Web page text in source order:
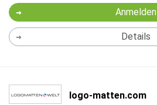
Anmelden
Details
logo-matten.com